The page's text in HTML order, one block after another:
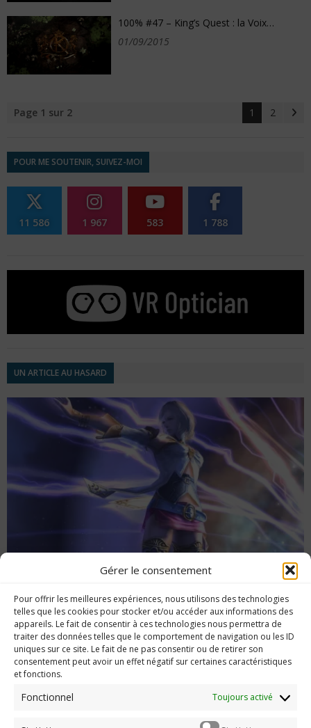
Gérer le consentement
Pour offrir les meilleures expériences, nous utilisons des technologies
telles que les cookies pour stocker et/ou accéder aux informations des
appareils. Le fait de consentir à ces technologies nous permettra de
traiter des données telles que le comportement de navigation ou les ID
uniques sur ce site. Le fait de ne pas consentir ou de retirer son
consentement peut avoir un effet négatif sur certaines caractéristiques
et fonctions.
Fonctionnel Toujours activé
100% #47 – King’s Quest : la Voix…
01/09/2015
Page 1 sur 2 1 2
POUR ME SOUTENIR, SUIVEZ-MOI
11 586 1 967 583 1 788
UN ARTICLE AU HASARD
Fantasy XII The Zodiac Age
Imerod.fr est un site traitant de l'univers du jeu vidéo. Toute
reproduction partielle ou complète sans autorisation préalable